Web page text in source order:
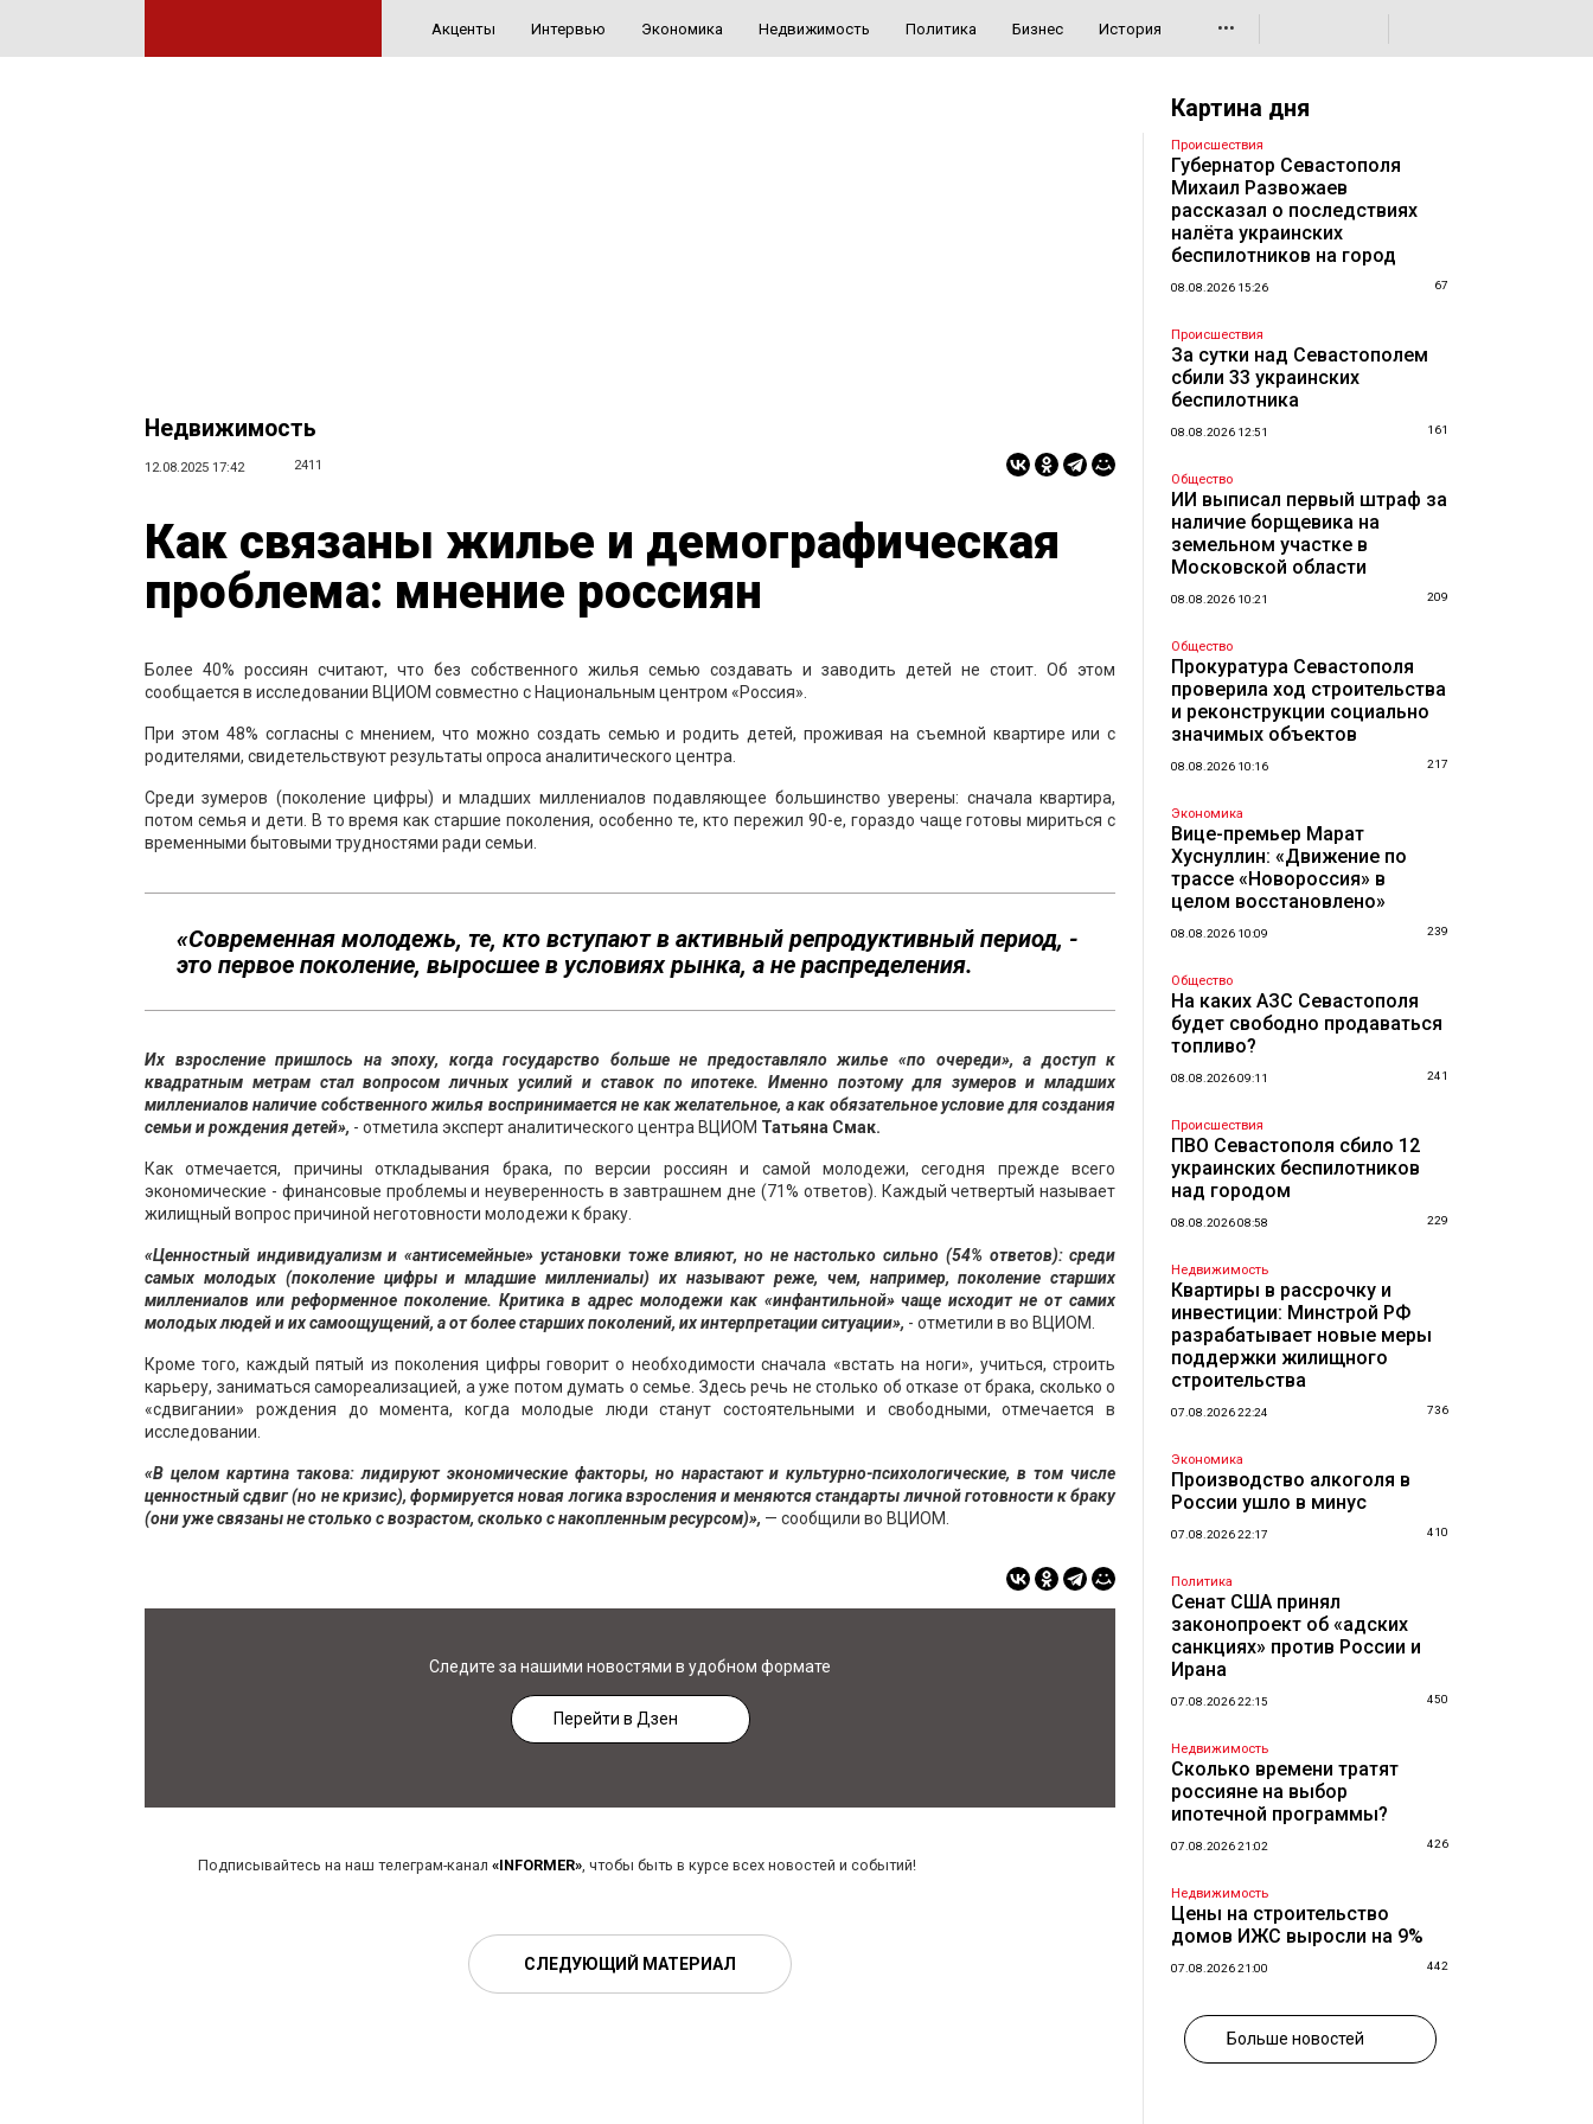
Акценты Интервью Экономика Недвижимость Политика Бизнес История •••
Недвижимость
12.08.2025 17:42 2411
Как связаны жилье и демографическая
проблема: мнение россиян
Более 40% россиян считают, что без собственного жилья семью создавать и заводить детей не стоит. Об этом
сообщается в исследовании ВЦИОМ совместно с Национальным центром «Россия».
При этом 48% согласны с мнением, что можно создать семью и родить детей, проживая на съемной квартире или с
родителями, свидетельствуют результаты опроса аналитического центра.
Среди зумеров (поколение цифры) и младших миллениалов подавляющее большинство уверены: сначала квартира,
потом семья и дети. В то время как старшие поколения, особенно те, кто пережил 90-е, гораздо чаще готовы мириться с
временными бытовыми трудностями ради семьи.
«Современная молодежь, те, кто вступают в активный репродуктивный период, -
это первое поколение, выросшее в условиях рынка, а не распределения.
Их взросление пришлось на эпоху, когда государство больше не предоставляло жилье «по очереди», а доступ к
квадратным метрам стал вопросом личных усилий и ставок по ипотеке. Именно поэтому для зумеров и младших
миллениалов наличие собственного жилья воспринимается не как желательное, а как обязательное условие для создания
семьи и рождения детей», - отметила эксперт аналитического центра ВЦИОМ Татьяна Смак.
Как отмечается, причины откладывания брака, по версии россиян и самой молодежи, сегодня прежде всего
экономические - финансовые проблемы и неуверенность в завтрашнем дне (71% ответов). Каждый четвертый называет
жилищный вопрос причиной неготовности молодежи к браку.
«Ценностный индивидуализм и «антисемейные» установки тоже влияют, но не настолько сильно (54% ответов): среди
самых молодых (поколение цифры и младшие миллениалы) их называют реже, чем, например, поколение старших
миллениалов или реформенное поколение. Критика в адрес молодежи как «инфантильной» чаще исходит не от самих
молодых людей и их самоощущений, а от более старших поколений, их интерпретации ситуации», - отметили в во ВЦИОМ.
Кроме того, каждый пятый из поколения цифры говорит о необходимости сначала «встать на ноги», учиться, строить
карьеру, заниматься самореализацией, а уже потом думать о семье. Здесь речь не столько об отказе от брака, сколько о
«сдвигании» рождения до момента, когда молодые люди станут состоятельными и свободными, отмечается в
исследовании.
«В целом картина такова: лидируют экономические факторы, но нарастают и культурно-психологические, в том числе
ценностный сдвиг (но не кризис), формируется новая логика взросления и меняются стандарты личной готовности к браку
(они уже связаны не столько с возрастом, сколько с накопленным ресурсом)», — сообщили во ВЦИОМ.
Следите за нашими новостями в удобном формате
Перейти в Дзен
Подписывайтесь на наш телеграм-канал «INFORMER», чтобы быть в курсе всех новостей и событий!
СЛЕДУЮЩИЙ МАТЕРИАЛ
Картина дня
Происшествия
Губернатор Севастополя
Михаил Развожаев
рассказал о последствиях
налёта украинских
беспилотников на город
08.08.2026 15:26 67
Происшествия
За сутки над Севастополем
сбили 33 украинских
беспилотника
08.08.2026 12:51 161
Общество
ИИ выписал первый штраф за
наличие борщевика на
земельном участке в
Московской области
08.08.2026 10:21 209
Общество
Прокуратура Севастополя
проверила ход строительства
и реконструкции социально
значимых объектов
08.08.2026 10:16 217
Экономика
Вице-премьер Марат
Хуснуллин: «Движение по
трассе «Новороссия» в
целом восстановлено»
08.08.2026 10:09 239
Общество
На каких АЗС Севастополя
будет свободно продаваться
топливо?
08.08.2026 09:11 241
Происшествия
ПВО Севастополя сбило 12
украинских беспилотников
над городом
08.08.2026 08:58 229
Недвижимость
Квартиры в рассрочку и
инвестиции: Минстрой РФ
разрабатывает новые меры
поддержки жилищного
строительства
07.08.2026 22:24 736
Экономика
Производство алкоголя в
России ушло в минус
07.08.2026 22:17 410
Политика
Сенат США принял
законопроект об «адских
санкциях» против России и
Ирана
07.08.2026 22:15 450
Недвижимость
Сколько времени тратят
россияне на выбор
ипотечной программы?
07.08.2026 21:02 426
Недвижимость
Цены на строительство
домов ИЖС выросли на 9%
07.08.2026 21:00 442
Больше новостей